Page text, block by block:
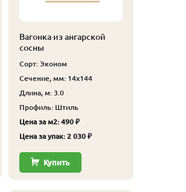
Вагонка из ангарской
сосны
Сорт: Эконом
Сечение, мм: 14x144
Длина, м: 3.0
Профиль: Штиль
Цена за м2: 490 ₽
Цена за упак: 2 030 ₽
Купить